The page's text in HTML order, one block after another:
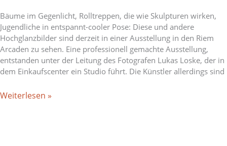
Bäume im Gegenlicht, Rolltreppen, die wie Skulpturen wirken,
Jugendliche in entspannt-cooler Pose: Diese und andere
Hochglanzbilder sind derzeit in einer Ausstellung in den Riem
Arcaden zu sehen. Eine professionell gemachte Ausstellung,
entstanden unter der Leitung des Fotografen Lukas Loske, der in
dem Einkaufscenter ein Studio führt. Die Künstler allerdings sind
Weiterlesen »